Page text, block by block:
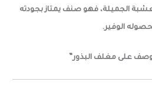
الجميلة، فهو صنف يمتاز بجودته
الوفير.
على مغلف البذور”